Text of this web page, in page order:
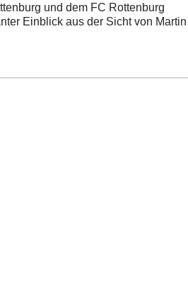
und dem FC Rottenburg
Einblick aus der Sicht von Martin